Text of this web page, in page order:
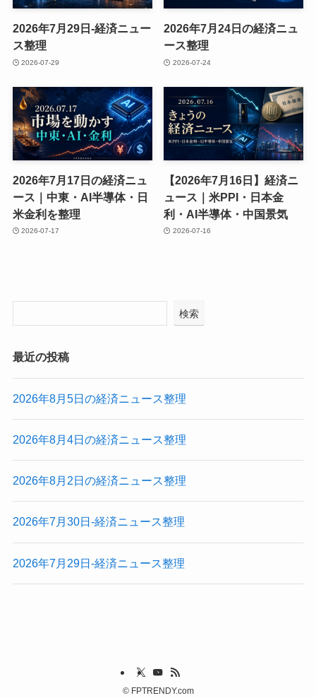
2026年7月29日-経済ニュー
ス整理
2026-07-29
2026年7月24日の経済ニュ
ース整理
2026-07-24
2026年7月17日の経済ニュ
ース｜中東・AI半導体・日
米金利を整理
2026-07-17
【2026年7月16日】経済ニ
ュース｜米PPI・日本金
利・AI半導体・中国景気
2026-07-16
検索
最近の投稿
2026年8月5日の経済ニュース整理
2026年8月4日の経済ニュース整理
2026年8月2日の経済ニュース整理
2026年7月30日-経済ニュース整理
2026年7月29日-経済ニュース整理
©FPTRENDY.com